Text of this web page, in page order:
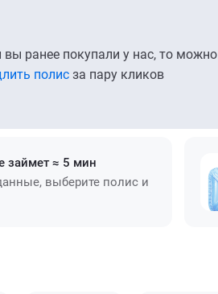
вы ранее покупали у нас, то можно
полис за пару кликов
займет ≈ 5 мин
выберите полис и